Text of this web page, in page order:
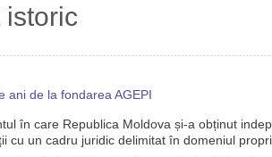
istoric
ani de la fondarea AGEPI
în care Republica Moldova și-a obținut
cu un cadru juridic delimitat în domeniul